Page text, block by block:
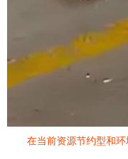
在当前资源节约型和